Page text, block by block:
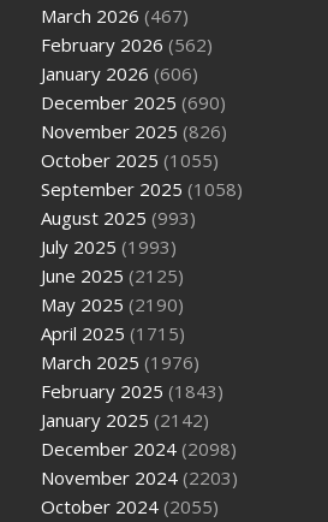
March 2026 (467)
February 2026 (562)
January 2026 (606)
December 2025 (690)
November 2025 (826)
October 2025 (1055)
September 2025 (1058)
August 2025 (993)
July 2025 (1993)
June 2025 (2125)
May 2025 (2190)
April 2025 (1715)
March 2025 (1976)
February 2025 (1843)
January 2025 (2142)
December 2024 (2098)
November 2024 (2203)
October 2024 (2055)